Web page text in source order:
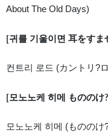
About The Old Days)
[귀를 기울이면 耳をす
컨트리 로드 (カントリ?
[모노노케 히메 ものの
모노노케 히메 (ものの